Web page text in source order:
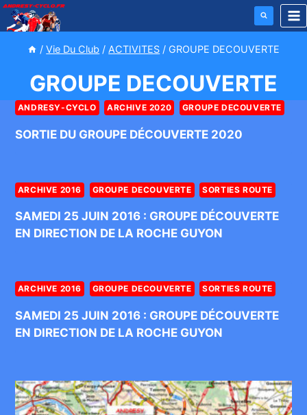
Aller
au
contenu/ Vie Du Club / ACTIVITES / GROUPE DECOUVERTE
GROUPE DECOUVERTE
ANDRESY-CYCLO ARCHIVE 2020 GROUPE DECOUVERTE
SORTIE DU GROUPE DÉCOUVERTE 2020
ARCHIVE 2016 GROUPE DECOUVERTE SORTIES ROUTE
SAMEDI 25 JUIN 2016 : GROUPE DÉCOUVERTE
EN DIRECTION DE LA ROCHE GUYON
ARCHIVE 2016 GROUPE DECOUVERTE SORTIES ROUTE
SAMEDI 25 JUIN 2016 : GROUPE DÉCOUVERTE
EN DIRECTION DE LA ROCHE GUYON